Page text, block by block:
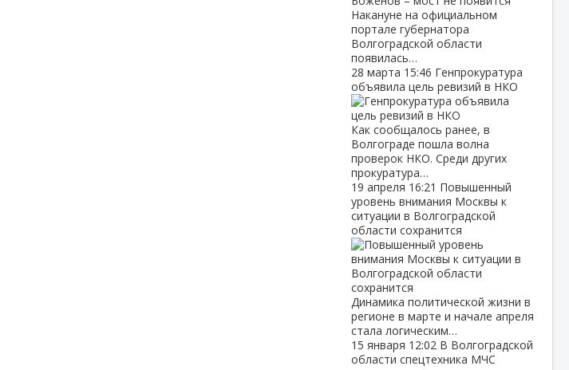
Накануне на официальном
портале губернатора
Волгоградской области
появилась…
28 марта 15:46 Генпрокуратура
объявила цель ревизий в НКО
Как сообщалось ранее, в
Волгограде пошла волна
проверок НКО. Среди других
прокуратура…
19 апреля 16:21 Повышенный
уровень внимания Москвы к
ситуации в Волгоградской
области сохранится
Динамика политической жизни в
регионе в марте и начале апреля
стала логическим…
15 января 12:02 В Волгоградской
области спецтехника МЧС